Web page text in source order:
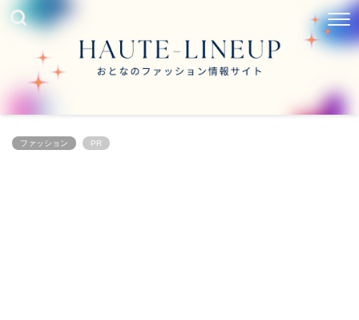
ファッション PR